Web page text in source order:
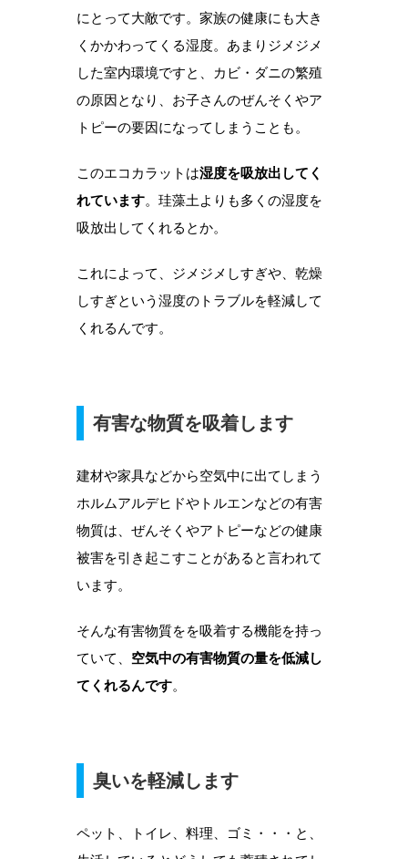
にとって大敵です。家族の健康にも大き
くかかわってくる湿度。あまりジメジメ
した室内環境ですと、カビ・ダニの繁殖
の原因となり、お子さんのぜんそくやア
トピーの要因になってしまうことも。
このエコカラットは湿度を吸放出してく
れています。珪藻土よりも多くの湿度を
吸放出してくれるとか。
これによって、ジメジメしすぎや、乾燥
しすぎという湿度のトラブルを軽減して
くれるんです。
有害な物質を吸着します
建材や家具などから空気中に出てしまう
ホルムアルデヒドやトルエンなどの有害
物質は、ぜんそくやアトピーなどの健康
被害を引き起こすことがあると言われて
います。
そんな有害物質をを吸着する機能を持っ
ていて、 空気中の有害物質の量を低減し
てくれるんです。
臭いを軽減します
ペット、トイレ、料理、ゴミ・・・と、